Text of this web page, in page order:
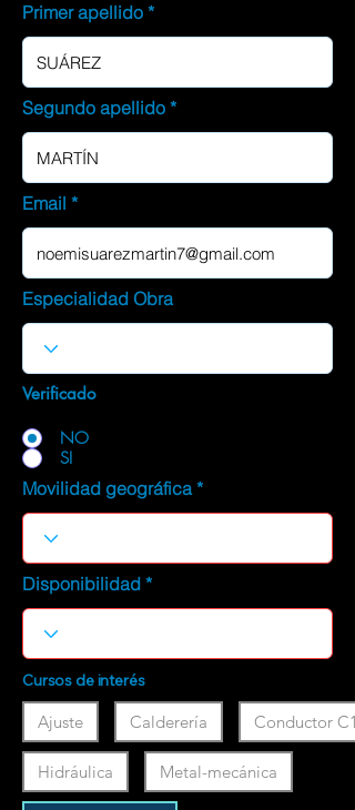
Primer apellido
Segundo apellido
Email
Especialidad Obra
Verificado
NO
SI
Movilidad geográfica
Disponibilidad
Cursos de interés
Ajuste Calderería Conductor C1
Hidráulica Metal-mecánica